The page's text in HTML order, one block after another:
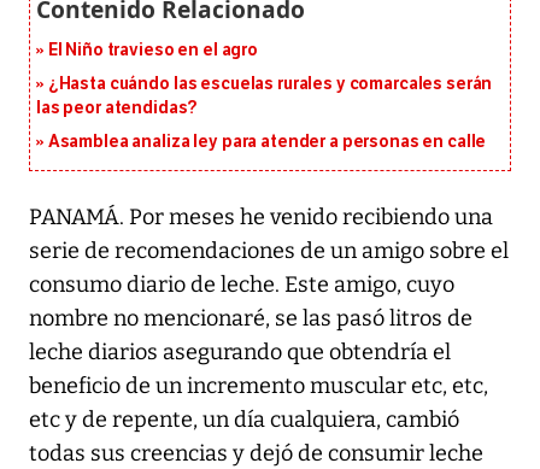
El Niño travieso en el agro
¿Hasta cuándo las escuelas rurales y comarcales serán
las peor atendidas?
Asamblea analiza ley para atender a personas en calle
PANAMÁ. Por meses he venido recibiendo una
serie de recomendaciones de un amigo sobre el
consumo diario de leche. Este amigo, cuyo
nombre no mencionaré, se las pasó litros de
leche diarios asegurando que obtendría el
beneficio de un incremento muscular etc, etc,
etc y de repente, un día cualquiera, cambió
todas sus creencias y dejó de consumir leche